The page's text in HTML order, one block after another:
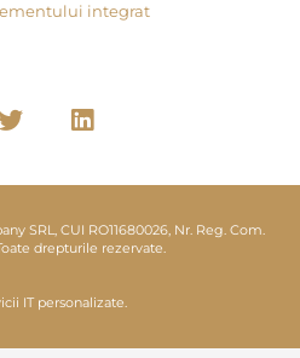
integrat
SRL, CUI RO11680026, Nr. Reg. Com.
drepturile rezervate.
IT personalizate.